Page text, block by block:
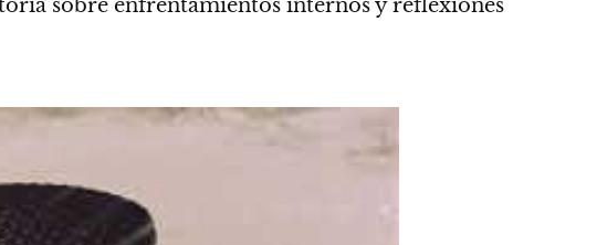
sobre enfrentamientos internos y reflexiones